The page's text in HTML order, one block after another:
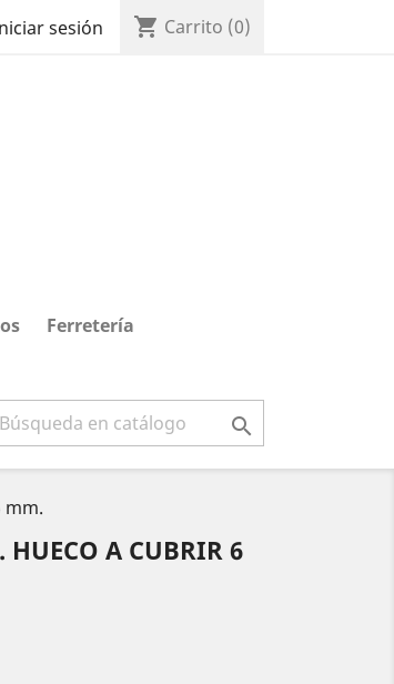
sesión shopping_cart Carrito (0)
Ferretería

mm.
HUECO A CUBRIR 6